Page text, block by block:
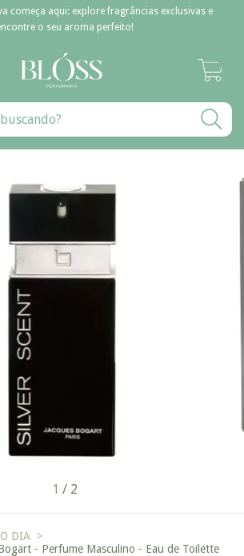
começa aqui: explore fragrâncias exclusivas e
o seu aroma perfeito!
1 / 2
DIA >
- Perfume Masculino - Eau de Toilette